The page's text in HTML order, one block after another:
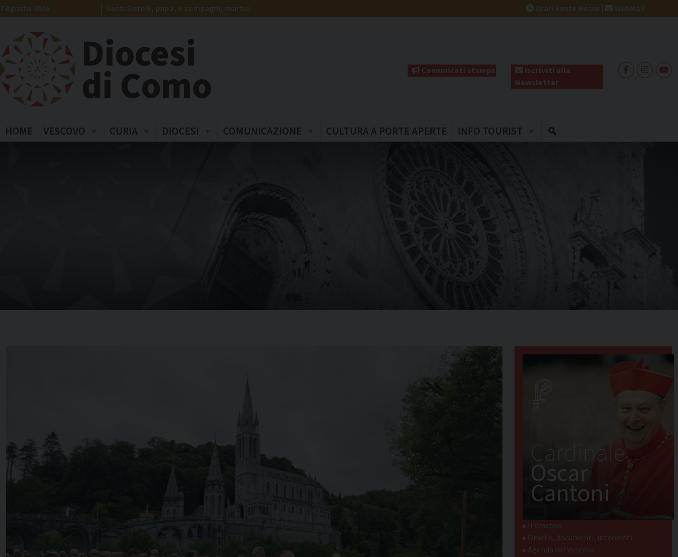
Skip
to
7 Agosto 2026 Santi Sisto II, papa, e compagni, martiri Orari Sante Messe | WebMail
Diocesi
di Como Comunicati stampa
Iscriviti alla
Newsletter
HOME VESCOVO CURIA DIOCESI COMUNICAZIONE CULTURA A PORTE APERTE INFO TOURIST
Cardinale
Oscar
Cantoni
Il Vescovo
Omelie, documenti, interventi
Agenda del Vescovo